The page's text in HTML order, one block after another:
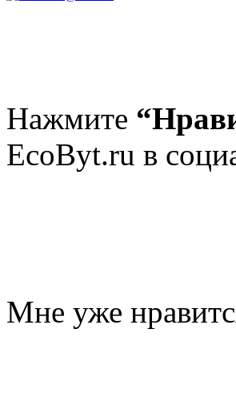
Нажмите
EcoByt.ru в
Мне уже